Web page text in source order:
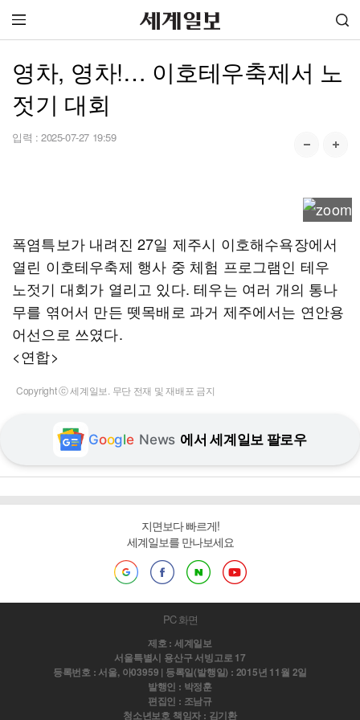
영차, 영차!… 이호테우축제서 노
젓기 대회
입력 : 2025-07-27 19:59
폭염특보가 내려진 27일 제주시 이호해수욕장에서
열린 이호테우축제 행사 중 체험 프로그램인 테우
노젓기 대회가 열리고 있다. 테우는 여러 개의 통나
무를 엮어서 만든 뗏목배로 과거 제주에서는 연안용
어선으로 쓰였다.
<연합>
Copyright ⓒ 세계일보. 무단 전재 및 재배포 금지
Google News 에서 세계일보 팔로우
지면보다 빠르게!
세계일보를 만나보세요
PC 화면
제호 : 세계일보
서울특별시 용산구 서빙고로 17
등록번호 : 서울, 아03959 | 등록일(발행일) : 2015년 11월 2일
발행인 : 박정훈
편집인 : 조남규
청소년보호 책임자 : 김기환